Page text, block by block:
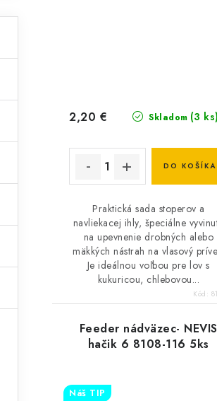
Skladom (3 ks)
2,20 €
DO KOŠÍKA
Praktická sada stoperov a
navliekacej ihly, špeciálne
na upevnenie drobných alebo
mäkkých nástrah na vlasový
Je ideálnou voľbou pre lov s
kukuricou, chlebovou...
Kód:
Feeder nádväzec- NEVIS
hačik 6 8108-116 5ks
Náš TIP